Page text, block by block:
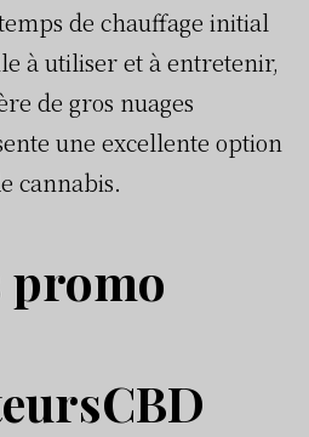
de chauffage initial
à utiliser et à entretenir,
de gros nuages
une excellente option
cannabis.
promo